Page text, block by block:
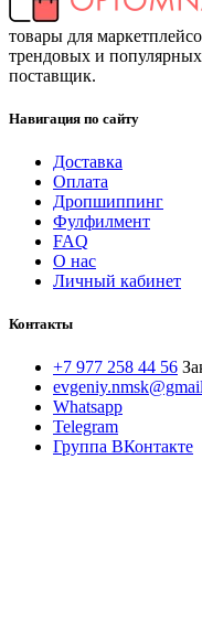
товары для
трендовых и
поставщик.
Навигация по сайту
Доставка
Оплата
Дропшиппинг
Фулфилмент
FAQ
О нас
Личный кабинет
Контакты
+7 977 258 44 56
Whatsapp
Telegram
Группа ВКонтакте